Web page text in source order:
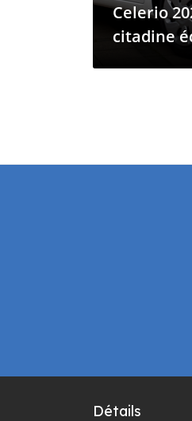
Celerio
citadine
Détails